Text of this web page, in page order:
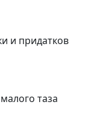
и придатков
таза